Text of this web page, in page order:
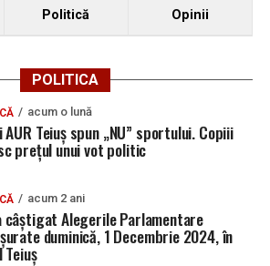
Politică Opinii
POLITICA
acum o lună
AUR Teiuș spun „NU” sportului. Copiii
prețul unui vot politic
acum 2 ani
câștigat Alegerile Parlamentare
duminică, 1 Decembrie 2024, în
Teiuș